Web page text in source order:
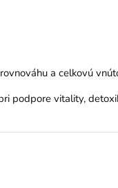
a celkovú
podpore vitality,